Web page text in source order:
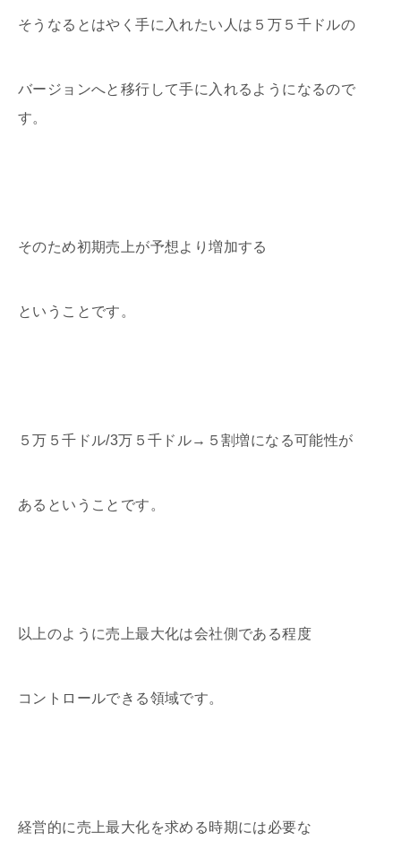
そうなるとはやく手に入れたい人は５万５千ドルの
バージョンへと移行して手に入れるようになるので
す。
そのため初期売上が予想より増加する
ということです。
５万５千ドル/3万５千ドル→５割増になる可能性が
あるということです。
以上のように売上最大化は会社側である程度
コントロールできる領域です。
経営的に売上最大化を求める時期には必要な